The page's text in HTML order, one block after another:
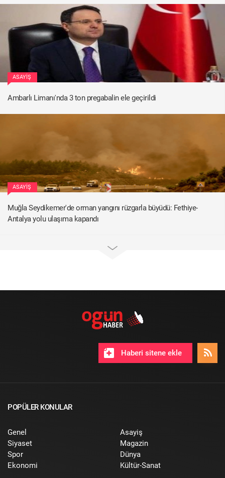
ASAYIŞ
Ambarlı Limanı'nda 3 ton pregabalin ele geçirildi
ASAYIŞ
Muğla Seydikemer'de orman yangını rüzgarla büyüdü: Fethiye-
Antalya yolu ulaşıma kapandı
Haberi sitene ekle
POPÜLER KONULAR
Genel
Siyaset
Spor
Ekonomi
Asayiş
Magazin
Dünya
Kültür-Sanat